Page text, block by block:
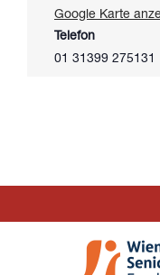
Google Karte
Telefon
01 31399 275131